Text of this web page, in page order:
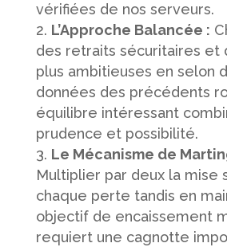
vérifiées de nos serveurs.
L’Approche Balancée :
des retraits sécuritaires et
plus ambitieuses en selon
données des précédents
équilibre intéressant
prudence et possibilité.
Le Mécanisme de
Multiplier par deux la mise
chaque perte tandis en
objectif de encaissement
requiert une cagnotte